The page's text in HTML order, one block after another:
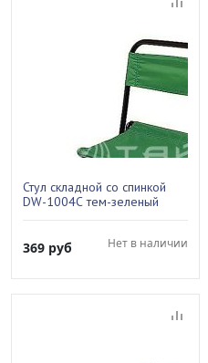
Стул складной со спинкой
DW-1004С тем-зеленый
369 руб Нет в наличии